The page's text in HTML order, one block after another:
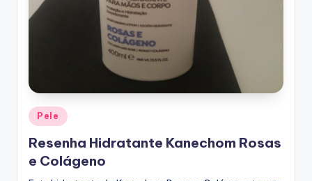
Posted
in
Pele
Resenha Hidratante Kanechom Rosas
e Colágeno